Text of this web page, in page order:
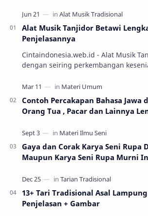
Alat Musik Tanjidor Betawi
Penjelasannya
Cintaindonesia.web.id - Alat Musik Tanjidor berkembang
dengan seiring perkembangan kesenian
Contoh Percakapan Bahasa Jawa
Orang Tua , Pacar dan Lainnya
Gaya dan Corak Karya Seni Rupa
Maupun Karya Seni Rupa Murni
13+ Tari Tradisional Asal
Penjelasan + Gambar